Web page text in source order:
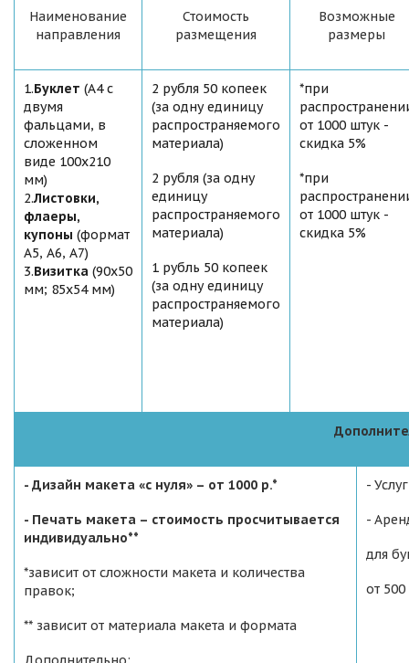
Наименование
направления
Стоимость
размещения
Возможные
размеры
1.Буклет (А4 с
двумя
фальцами, в
сложенном
виде 100x210
мм)
2.Листовки,
флаеры,
купоны (формат
А5, А6, А7)
3.Визитка (90x50
мм; 85x54 мм)
2 рубля 50 копеек
(за одну единицу
распространяемого
материала)
2 рубля (за одну
единицу
распространяемого
материала)
1 рубль 50 копеек
(за одну единицу
распространяемого
материала)
*при
от 1000 штук -
скидка 5%
*при
от 1000 штук -
скидка 5%
- Дизайн макета «с нуля» – от 1000 р.*
- Печать макета – стоимость просчитывается
индивидуально**
*зависит от сложности макета и количества
правок;
** зависит от материала макета и формата
-
-
для
от